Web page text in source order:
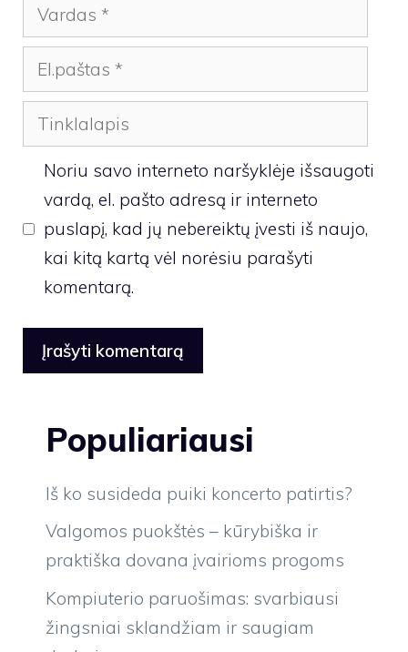
Vardas
El.paštas
Tinklalapis
Noriu savo interneto naršyklėje išsaugoti
vardą, el. pašto adresą ir interneto
puslapį, kad jų nebereiktų įvesti iš naujo,
kai kitą kartą vėl norėsiu parašyti
komentarą.
Populiariausi
Iš ko susideda puiki koncerto patirtis?
Valgomos puokštės – kūrybiška ir
praktiška dovana įvairioms progoms
Kompiuterio paruošimas: svarbiausi
žingsniai sklandžiam ir saugiam